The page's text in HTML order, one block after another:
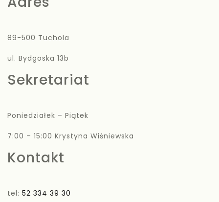
89-500 Tuchola
ul. Bydgoska 13b
Sekretariat
Poniedziałek – Piątek
7:00 – 15:00 Krystyna Wiśniewska
Kontakt
tel: 52 334 39 30